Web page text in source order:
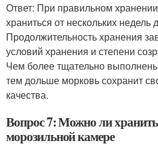
Ответ: При правильном
храниться от нескольких недель
Продолжительность хранения
условий хранения и степени
Чем более тщательно
тем дольше морковь сохранит
качества.
Вопрос 7: Можно ли
морозильной камере